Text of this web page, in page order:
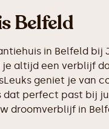
Belfeld
in Belfeld bij
altijd een verblijf
geniet je van
dat perfect past bij
droomverblijf in